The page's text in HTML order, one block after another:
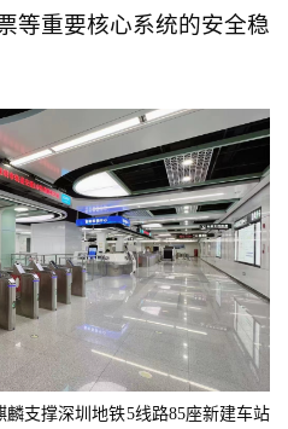
等重要核心系统的安全稳
深圳地铁5线路85座新建车站